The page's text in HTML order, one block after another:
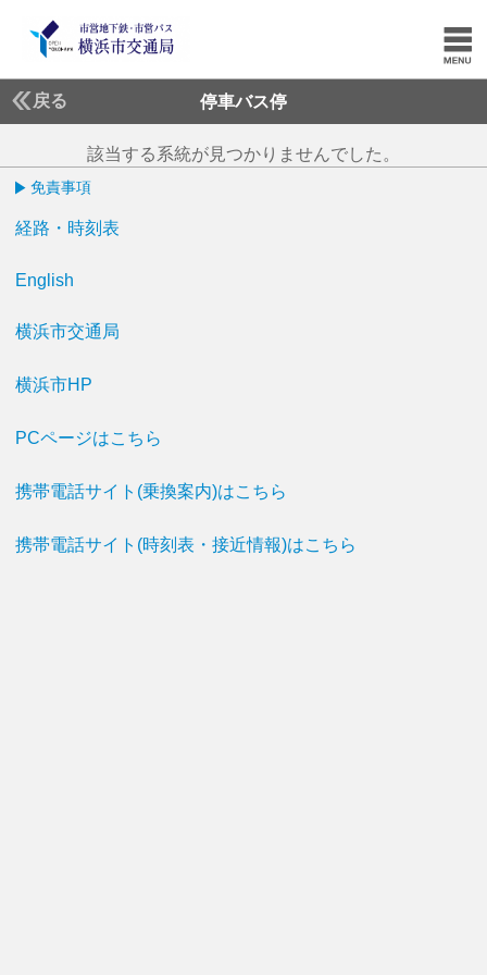
戻る 停車バス停
該当する系統が見つかりませんでした。
免責事項
経路・時刻表
English
横浜市交通局
横浜市HP
PCページはこちら
携帯電話サイト(乗換案内)はこちら
携帯電話サイト(時刻表・接近情報)はこちら